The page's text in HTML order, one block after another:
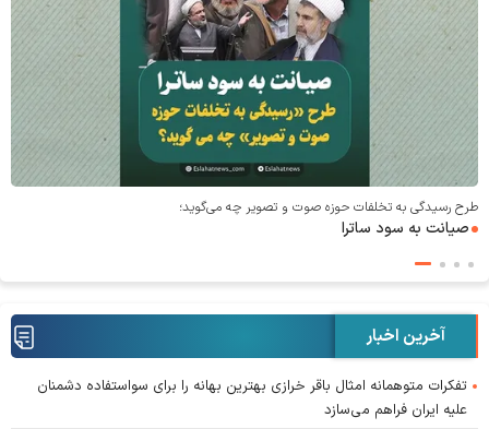
طرح رسیدگی به تخلفات حوزه صوت و‌ تصویر چه می‌گوید؛
صیانت به سود ساترا
آخرین اخبار
تفکرات متوهمانه امثال باقر خرازی بهترین بهانه را برای سواستفاده دشمنان
علیه ایران فراهم می‌سازد